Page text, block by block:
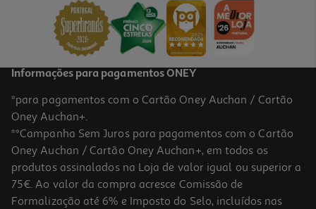
299,99 €
Informações para pagamentos ONEY
*para pagamentos com o Cartão Oney Auchan / Cartão
Oney Auchan+.
**Campanha Sem Juros para pagamentos com o Cartão
Oney Auchan / Cartão Oney Auchan+, em todos os
produtos assinalados na Loja de valor igual ou superior a
75€. Ao valor da compra acresce Comissão de
Formalização até 6% e Imposto do Selo, incluídos nas